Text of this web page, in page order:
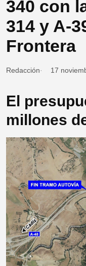
340 con
314 y A-
Frontera
Redacción 17
El
millones